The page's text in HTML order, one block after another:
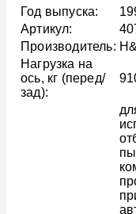
Год выпуска:
Артикул:
Производитель:
Нагрузка на
ось, кг (перед/
зад):